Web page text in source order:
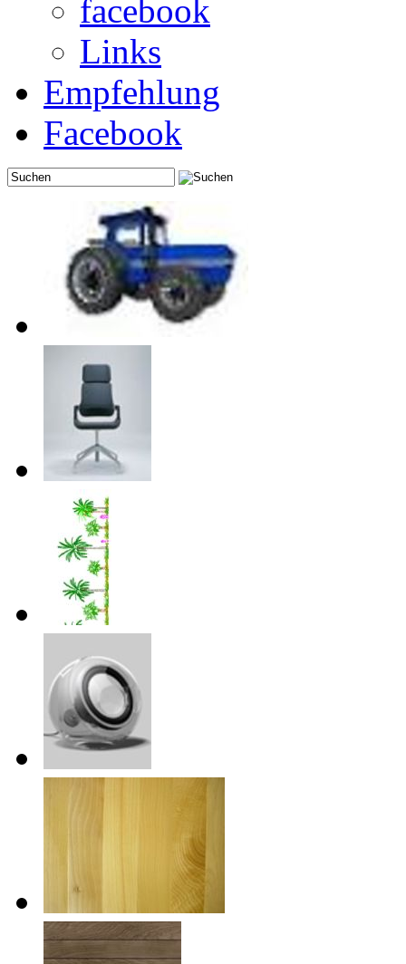
facebook
Links
Empfehlung
Facebook